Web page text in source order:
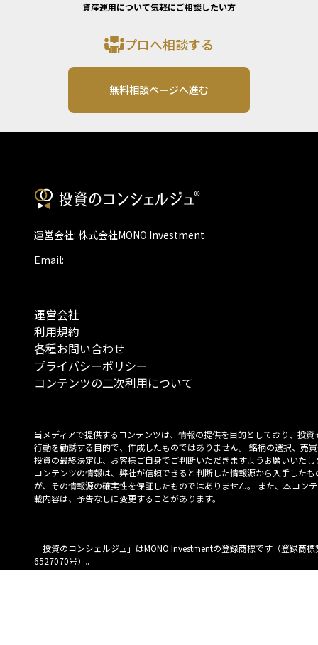
資産運用について気軽にご相談したい方
プロへ相談する
無料相談ページへ進む
運営会社: 株式会社MONO Investment
Email:
運営会社
利用規約
各種お問い合わせ
プライバシーポリシー
コンテンツの二次利用について
当メディアで提供するコンテンツは、情報の提供を目的としており、投資
行動を勧誘する目的で、作成したものではありません。 銘柄の選択、売
投資の最終決定は、お客様ご自身でご判断いただきますようお願いいたし
コンテンツの情報は、弊社が信頼できると判断した情報源から入手したも
が、その情報源の確実性を保証したものではありません。 また、本コン
載内容は、予告なしに変更することがあります。
「投資のコンシェルジュ」はMONO Investmentの登録商標です（登録商標
6527070号）。